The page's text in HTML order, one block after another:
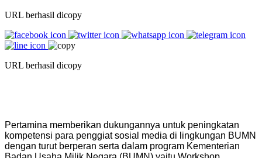
URL berhasil dicopy
URL berhasil dicopy
Pertamina memberikan dukungannya untuk peningkatan
kompetensi para penggiat sosial media di lingkungan BUMN
dengan turut berperan serta dalam program Kementerian